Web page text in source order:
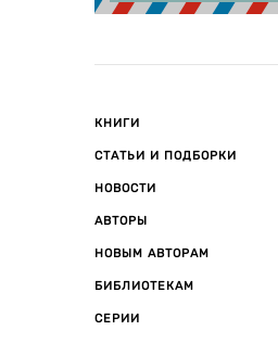
КНИГИ
СТАТЬИ И ПОДБОРКИ
НОВОСТИ
АВТОРЫ
НОВЫМ АВТОРАМ
БИБЛИОТЕКАМ
СЕРИИ